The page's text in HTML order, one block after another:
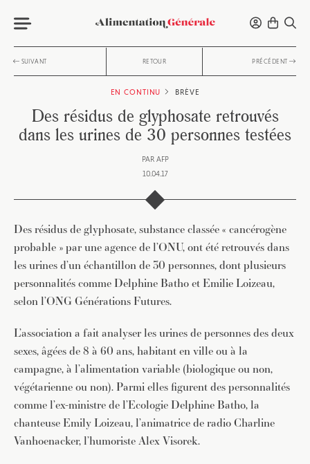
SUIVANT RETOUR PRÉCÉDENT
EN CONTINU BRÈVE
Des résidus de glyphosate retrouvés
dans les urines de 30 personnes testées
PAR AFP
10.04.17
Des résidus de glyphosate, substance classée « cancérogène
probable » par une agence de l’ONU, ont été retrouvés dans
les urines d’un échantillon de 30 personnes, dont plusieurs
personnalités comme Delphine Batho et Emilie Loizeau,
selon l’ONG Générations Futures.
L’association a fait analyser les urines de personnes des deux
sexes, âgées de 8 à 60 ans, habitant en ville ou à la
campagne, à l’alimentation variable (biologique ou non,
végétarienne ou non). Parmi elles figurent des personnalités
comme l’ex-ministre de l’Ecologie Delphine Batho, la
chanteuse Emily Loizeau, l’animatrice de radio Charline
Vanhoenacker, l’humoriste Alex Visorek.